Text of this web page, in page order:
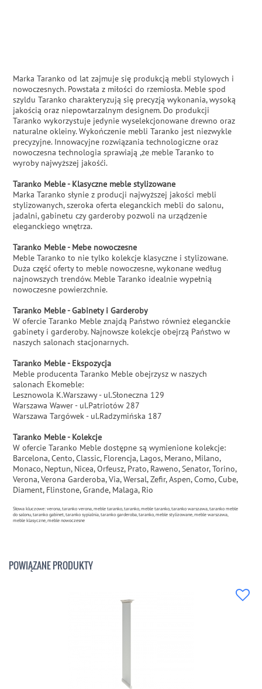
Marka Taranko od lat zajmuje się produkcją mebli stylowych i
nowoczesnych. Powstała z miłości do rzemiosła. Meble spod
szyldu Taranko charakteryzują się precyzją wykonania, wysoką
jakością oraz niepowtarzalnym designem. Do produkcji
Taranko wykorzystuje jedynie wyselekcjonowane drewno oraz
naturalne okleiny. Wykończenie mebli Taranko jest niezwykle
precyzyjne. Innowacyjne rozwiązania technologiczne oraz
nowoczesna technologia sprawiają ,że meble Taranko to
wyroby najwyższej jakośći.
Taranko Meble - Klasyczne meble stylizowane
Marka Taranko słynie z producji najwyższej jakości mebli
stylizowanych, szeroka oferta eleganckich mebli do salonu,
jadalni, gabinetu czy garderoby pozwoli na urządzenie
eleganckiego wnętrza.
Taranko Meble - Mebe nowoczesne
Meble Taranko to nie tylko kolekcje klasyczne i stylizowane.
Duża część oferty to meble nowoczesne, wykonane według
najnowszych trendów. Meble Taranko idealnie wypełnią
nowoczesne powierzchnie.
Taranko Meble - Gabinety i Garderoby
W ofercie Taranko Meble znajdą Państwo również eleganckie
gabinety i garderoby. Najnowsze kolekcje obejrzą Państwo w
naszych salonach stacjonarnych.
Taranko Meble - Ekspozycja
Meble producenta Taranko Meble obejrzysz w naszych
salonach Ekomeble:
Lesznowola K.Warszawy - ul.Słoneczna 129
Warszawa Wawer - ul.Patriotów 287
Warszawa Targówek - ul.Radzymińska 187
Taranko Meble - Kolekcje
W ofercie Taranko Meble dostępne są wymienione kolekcje:
Barcelona, Cento, Classic, Florencja, Lagos, Merano, Milano,
Monaco, Neptun, Nicea, Orfeusz, Prato, Raweno, Senator, Torino,
Verona, Verona Garderoba, Via, Wersal, Zefir, Aspen, Como, Cube,
Diament, Flinstone, Grande, Malaga, Rio
Słowa kluczowe: verona, taranko verona, meble taranko, taranko, meble taranko, taranko warszawa, taranko meble
do salonu, taranko gabinet, taranko sypialnia, taranko garderoba, taranko, meble stylizowane, meble warszawa,
meble klasyczne, meble nowoczesne
POWIĄZANE PRODUKTY